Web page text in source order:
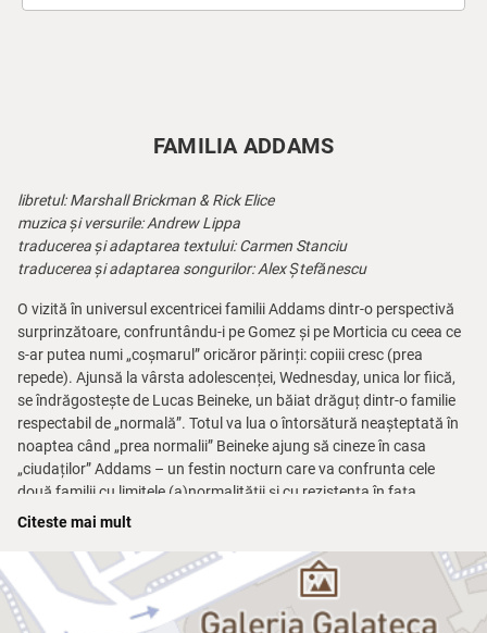
FAMILIA ADDAMS
libretul: Marshall Brickman & Rick Elice
muzica și versurile: Andrew Lippa
traducerea și adaptarea textului: Carmen Stanciu
traducerea și adaptarea songurilor: Alex Ștefănescu
O vizită în universul excentricei familii Addams dintr-o perspectivă
surprinzătoare, confruntându-i pe Gomez și pe Morticia cu ceea ce
s-ar putea numi „coșmarul” oricăror părinți: copiii cresc (prea
repede). Ajunsă la vârsta adolescenței, Wednesday, unica lor fiică,
se îndrăgostește de Lucas Beineke, un băiat drăguț dintr-o familie
respectabil de „normală”. Totul va lua o întorsătură neașteptată în
noaptea când „prea normalii” Beineke ajung să cineze în casa
„ciudaților” Addams – un festin nocturn care va confrunta cele
două familii cu limitele (a)normalității și cu rezistența în fața
schimbării.
Regia, coregrafia, costumele:Răzvan Mazilu
Producția muzicală:
Alexandra și Alexei Turcan
Decoruri:Sabina Spatariu
Lighting design: Costi Baciu
Citeste mai mult